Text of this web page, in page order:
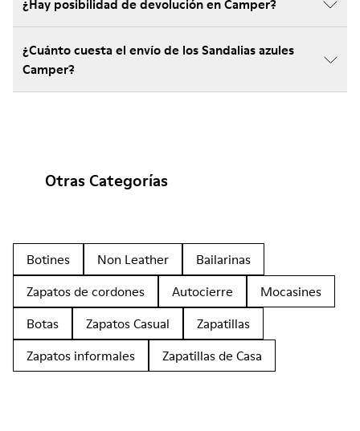
¿Hay posibilidad de devolución en Camper?
¿Cuánto cuesta el envío de los Sandalias azules
Camper?
Otras Categorías
Botines Non Leather
Bailarinas
Zapatos de cordones
Autocierre
Mocasines
Botas
Zapatos Casual
Zapatillas
Zapatos informales
Zapatillas de Casa